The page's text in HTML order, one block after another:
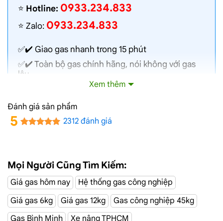
⭐️ Hotline: 0933.234.833
⭐️ Zalo: 0933.234.833
✅✔️ Giao gas nhanh trong 15 phút
✅✔️ Toàn bộ gas chính hãng, nói không với gas
lậu
✅✔️ Gas đủ ký, chất lượng cao, bình gas được
✅✔️ Bán gas đúng giá niêm yết trên web
Giá gas cập nhật hàng ngày
Dịch Vụ Giao Gas Tận NơiĐường Đại
Nghĩa, Tân Bình
CÔNG TY TNHH MỘT THÀNH VIÊN DẦU KHÍ TP.HCM
Xem thêm
Đánh giá sản phẩm
5 2312 đánh giá
Mọi Người Cũng Tìm Kiếm:
Giá gas hôm nay
Hệ thống gas công nghiệp
Giá gas 6kg
Giá gas 12kg
Gas công nghiệp 45kg
Gas Bình Minh
Xe nâng TPHCM